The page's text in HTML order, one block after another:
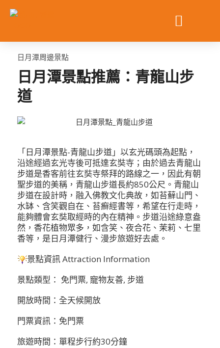
日月潭周邊景點
日月潭景點推薦：青龍山步
道
「日月潭景點-青龍山步道」以玄光碼頭為起點，
沿途經過玄光寺後可抵達玄奘寺；由於過去青龍山
步道是香客前往玄奘寺祭拜的路線之一，因此有朝
聖步道的美稱，青龍山步道長約850公尺。青龍山
步道在設計時，融入佛教文化典故，如苔蘚山門、
水缽、含笑觀自在、苔癬經書等，希望在行走時，
能夠體會玄奘取經時的內在精神。步道沿途綠意盎
然，香花植物眾多，如含笑、夜合花、茉莉、七里
香等，是日月潭健行、漫步旅遊好去處。
景點資訊 Attraction Information
景點類型： 免門票, 寵物友善, 步道
開放時間：全天候開放
門票資訊：免門票
旅遊時間：單程步行約30分鐘